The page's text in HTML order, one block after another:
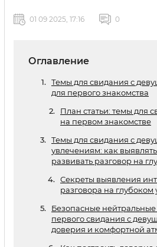
01 09 2025, 17:16 0
Оглавление
Темы для свидания с
для первого знакомства
План статьи: темы для
на первом знакомстве
Темы для свидания с
увлечениям: как
развивать разговор на
Секреты выявления
разговора на глубоком
Безопасные
первого свидания с
доверия и комфортной